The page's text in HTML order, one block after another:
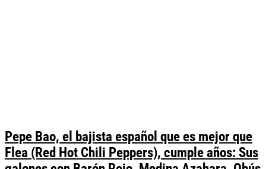
Pepe Bao, el bajista español que es mejor que
Flea (Red Hot Chili Peppers), cumple años: Sus